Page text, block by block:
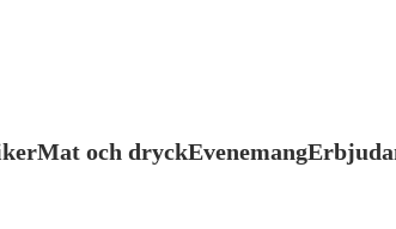
Mat och dryckEvenemang